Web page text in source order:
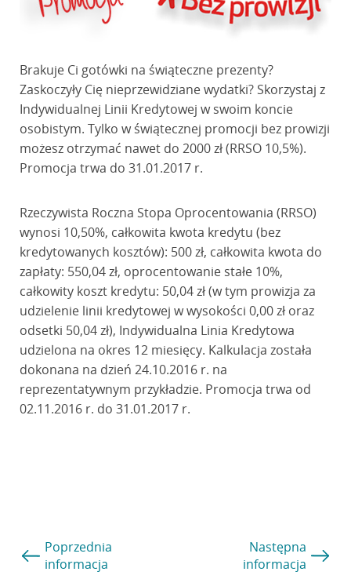
Brakuje Ci gotówki na świąteczne prezenty?
Zaskoczyły Cię nieprzewidziane wydatki? Skorzystaj z
Indywidualnej Linii Kredytowej w swoim koncie
osobistym. Tylko w świątecznej promocji bez prowizji
możesz otrzymać nawet do 2000 zł (RRSO 10,5%).
Promocja trwa do 31.01.2017 r.
Rzeczywista Roczna Stopa Oprocentowania (RRSO)
wynosi 10,50%, całkowita kwota kredytu (bez
kredytowanych kosztów): 500 zł, całkowita kwota do
zapłaty: 550,04 zł, oprocentowanie stałe 10%,
całkowity koszt kredytu: 50,04 zł (w tym prowizja za
udzielenie linii kredytowej w wysokości 0,00 zł oraz
odsetki 50,04 zł), Indywidualna Linia Kredytowa
udzielona na okres 12 miesięcy. Kalkulacja została
dokonana na dzień 24.10.2016 r. na
reprezentatywnym przykładzie. Promocja trwa od
02.11.2016 r. do 31.01.2017 r.
Poprzednia
informacja
Następna
informacja